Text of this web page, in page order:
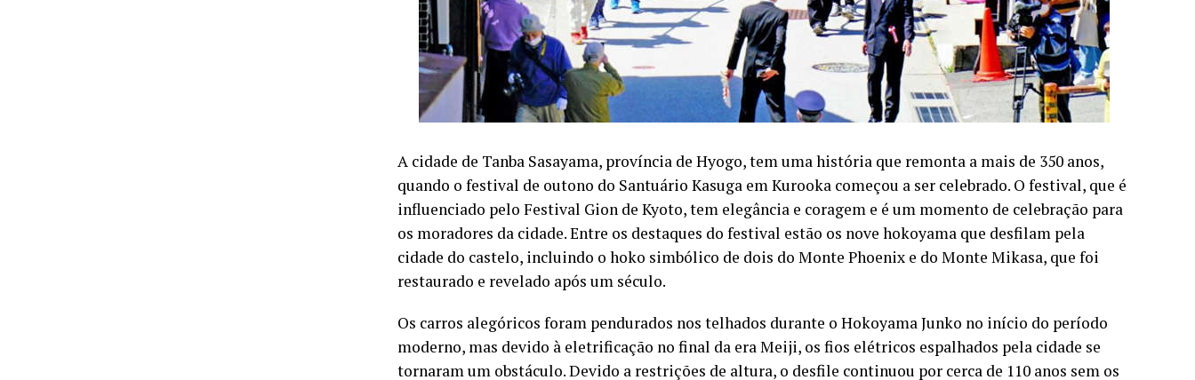
A cidade de Tanba Sasayama, província de Hyogo, tem uma história que remonta a mais de 350 anos,
quando o festival de outono do Santuário Kasuga em Kurooka começou a ser celebrado. O festival, que é
influenciado pelo Festival Gion de Kyoto, tem elegância e coragem e é um momento de celebração para
os moradores da cidade. Entre os destaques do festival estão os nove hokoyama que desfilam pela
cidade do castelo, incluindo o hoko simbólico de dois do Monte Phoenix e do Monte Mikasa, que foi
restaurado e revelado após um século.
Os carros alegóricos foram pendurados nos telhados durante o Hokoyama Junko no início do período
moderno, mas devido à eletrificação no final da era Meiji, os fios elétricos espalhados pela cidade se
tornaram um obstáculo. Devido a restrições de altura, o desfile continuou por cerca de 110 anos sem os